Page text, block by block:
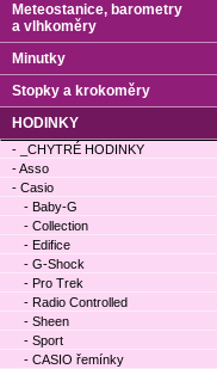
Meteostanice, barometry
a vlhkoměry
Minutky
Stopky a krokoměry
HODINKY
- _CHYTRÉ HODINKY
- Asso
- Casio
- Baby-G
- Collection
- Edifice
- G-Shock
- Pro Trek
- Radio Controlled
- Sheen
- Sport
- CASIO řemínky